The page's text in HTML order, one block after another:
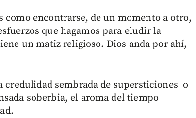
como encontrarse, de un momento a otro,
que hagamos para eludir la
un matiz religioso. Dios anda por ahí,
credulidad sembrada de supersticiones o
soberbia, el aroma del tiempo